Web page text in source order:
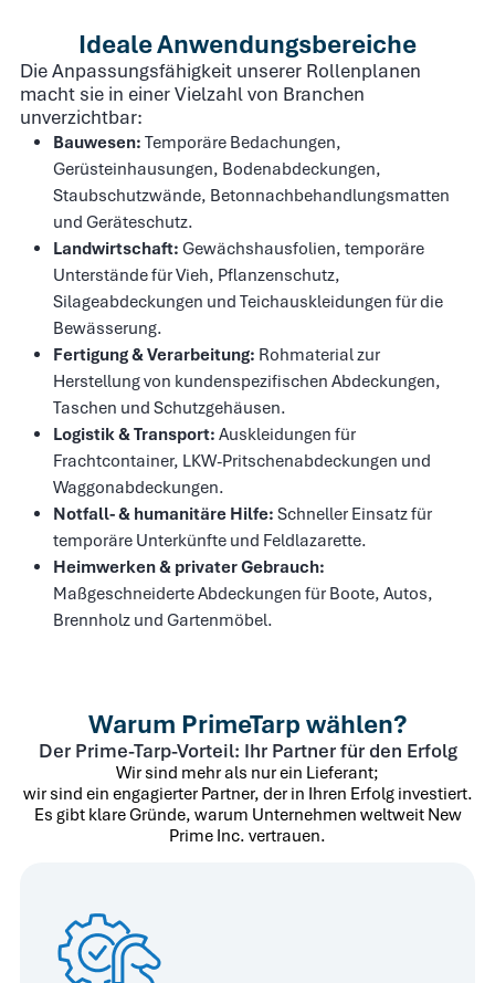
Ideale Anwendungsbereiche
Die Anpassungsfähigkeit unserer Rollenplanen
macht sie in einer Vielzahl von Branchen
unverzichtbar:
Bauwesen: Temporäre Bedachungen,
Gerüsteinhausungen, Bodenabdeckungen,
Staubschutzwände, Betonnachbehandlungsmatten
und Geräteschutz.
Landwirtschaft: Gewächshausfolien, temporäre
Unterstände für Vieh, Pflanzenschutz,
Silageabdeckungen und Teichauskleidungen für die
Bewässerung.
Fertigung & Verarbeitung: Rohmaterial zur
Herstellung von kundenspezifischen Abdeckungen,
Taschen und Schutzgehäusen.
Logistik & Transport: Auskleidungen für
Frachtcontainer, LKW-Pritschenabdeckungen und
Waggonabdeckungen.
Notfall- & humanitäre Hilfe: Schneller Einsatz für
temporäre Unterkünfte und Feldlazarette.
Heimwerken & privater Gebrauch:
Maßgeschneiderte Abdeckungen für Boote, Autos,
Brennholz und Gartenmöbel.
Warum PrimeTarp wählen?
Der Prime-Tarp-Vorteil: Ihr Partner für den Erfolg
Wir sind mehr als nur ein Lieferant;
wir sind ein engagierter Partner, der in Ihren Erfolg investiert.
Es gibt klare Gründe, warum Unternehmen weltweit New
Prime Inc. vertrauen.